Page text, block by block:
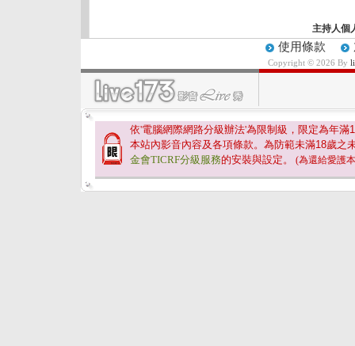
主持人個
使用條款
Copyright © 2026 By
依'電腦網際網路分級辦法'為限制級，限定為年滿
本站內影音內容及各項條款。為防範未滿18歲之
金會TICRF分級服務的安裝與設定。 (為還給愛護